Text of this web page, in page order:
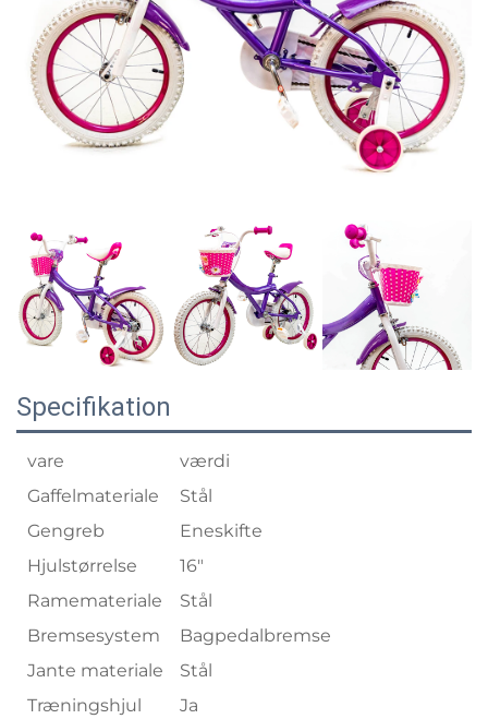
Specifikation
vare
værdi
Gaffelmateriale
Stål
Gengreb
Eneskifte
Hjulstørrelse
16"
Ramemateriale
Stål
Bremsesystem
Bagpedalbremse
Jante materiale
Stål
Træningshjul
Ja